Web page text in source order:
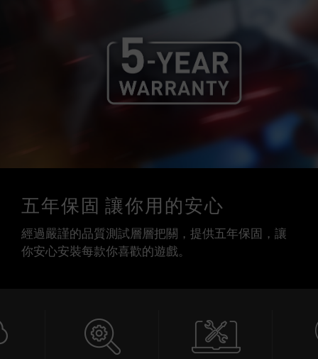
五年保固 讓你用的安心
經過嚴謹的品質測試層層把關，提供五年保固，讓
你安心安裝每款你喜歡的遊戲。